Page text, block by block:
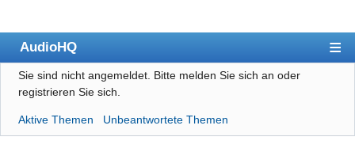
AudioHQ
Übersicht
Forenrichtlinien
Sie sind nicht angemeldet. Bitte melden Sie sich an oder
registrieren Sie sich.
Aktive Themen Unbeantwortete Themen